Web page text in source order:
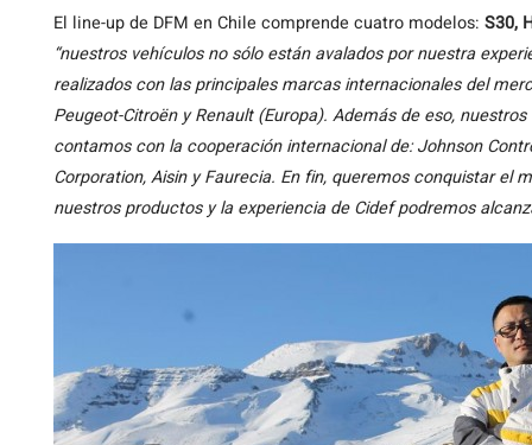
El line-up de DFM en Chile comprende cuatro modelos: S30,
“nuestros vehículos no sólo están avalados por nuestra
realizados con las principales marcas internacionales del
Peugeot-Citroën y Renault (Europa). Además de eso,
contamos con la cooperación internacional de: Johnson
Corporation, Aisin y Faurecia. En fin, queremos conquistar el
nuestros productos y la experiencia de Cidef podremos